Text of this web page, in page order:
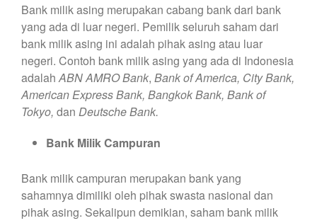
Bank milik asing merupakan cabang bank dari bank
yang ada di luar negeri. Pemilik seluruh saham dari
bank milik asing ini adalah pihak asing atau luar
negeri. Contoh bank milik asing yang ada di Indonesia
adalahABN AMRO Bank, Bank of America, City Bank,
American Express Bank, Bangkok Bank, Bank of
Tokyo, dan Deutsche Bank.
Bank Milik Campuran
Bank milik campuran merupakan bank yang
sahamnya dimiliki oleh pihak swasta nasional dan
pihak asing. Sekalipun demikian, saham bank milik